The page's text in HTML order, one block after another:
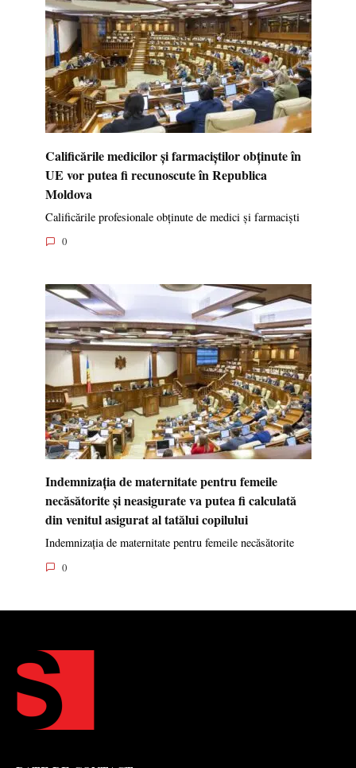
Calificările medicilor și farmaciștilor obținute în
UE vor putea fi recunoscute în Republica
Moldova
Calificările profesionale obținute de medici și farmaciști
0
Indemnizația de maternitate pentru femeile
necăsătorite și neasigurate va putea fi calculată
din venitul asigurat al tatălui copilului
Indemnizația de maternitate pentru femeile necăsătorite
0